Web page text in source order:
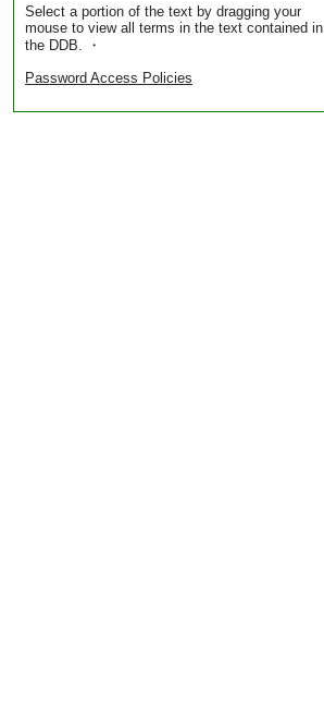
Select a portion of the text by dragging your
mouse to view all terms in the text contained in
the DDB. ・
Password Access Policies